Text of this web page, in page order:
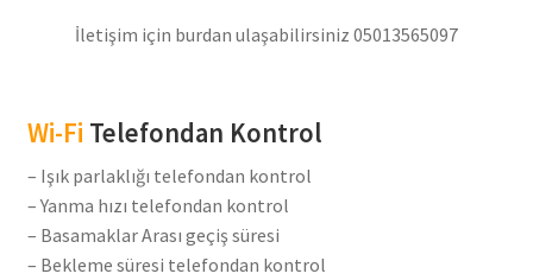
İletişim için burdan ulaşabilirsiniz 05013565097
Wi-Fi Telefondan Kontrol
– Işık parlaklığı telefondan kontrol
– Yanma hızı telefondan kontrol
– Basamaklar Arası geçiş süresi
– Bekleme süresi telefondan kontrol